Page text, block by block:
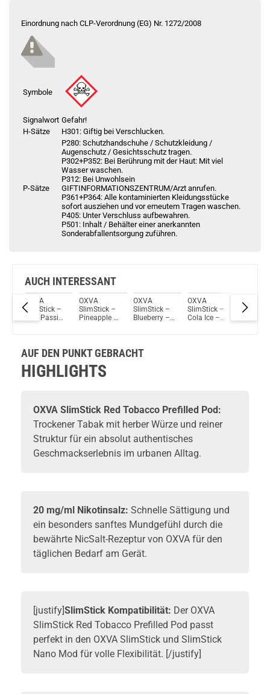
SMOK X-PRIV 220W TC Box Mod Akkuträger Prism Red
Einordnung nach CLP-Verordnung (EG) Nr. 1272/2008
Symbole
Signalwort Gefahr!
H-Sätze
H301: Giftig bei Verschlucken.
P-Sätze
P280: Schutzhandschuhe / Schutzkleidung /
Augenschutz / Gesichtsschutz tragen.
P302+P352: Bei Berührung mit der Haut: Mit viel
Wasser waschen.
P312: Bei Unwohlsein
GIFTINFORMATIONSZENTRUM/Arzt anrufen.
P361+P364: Alle kontaminierten Kleidungsstücke
sofort ausziehen und vor erneutem Tragen waschen.
P405: Unter Verschluss aufbewahren.
P501: Inhalt / Behälter einer anerkannten
Sonderabfallentsorgung zuführen.
AUCH INTERESSANT
OXVA
SlimStick –
Kiwi Passion
OXVA
SlimStick –
Pineapple –
OXVA
SlimStick –
Blueberry –
OXVA
SlimStick –
Cola Ice –
OXVA
AUF DEN PUNKT GEBRACHT
HIGHLIGHTS
OXVA SlimStick Red Tobacco Prefilled Pod:
Trockener Tabak mit herber Würze und reiner
Struktur für ein absolut authentisches
Geschmackserlebnis im urbanen Alltag.
20 mg/ml Nikotinsalz: Schnelle Sättigung und
ein besonders sanftes Mundgefühl durch die
bewährte NicSalt-Rezeptur von OXVA für den
täglichen Bedarf am Gerät.
[justify]SlimStick Kompatibilität: Der OXVA
SlimStick Red Tobacco Prefilled Pod passt
perfekt in den OXVA SlimStick und SlimStick
Nano Mod für volle Flexibilität. [/justify]